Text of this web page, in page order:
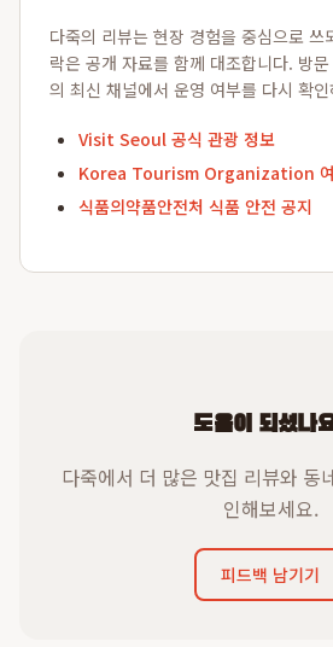
다죽의 리뷰는 현장 경험을 중심으로 쓰
락은 공개 자료를 함께 대조합니다. 방
의 최신 채널에서 운영 여부를 다시 확
Visit Seoul 공식 관광 정보
Korea Tourism Organization
식품의약품안전처 식품 안전 공지
도움이 되셨나
다죽에서 더 많은 맛집 리뷰와 동
인해보세요.
피드백 남기기